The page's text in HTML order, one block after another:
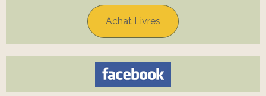
Achat Livres